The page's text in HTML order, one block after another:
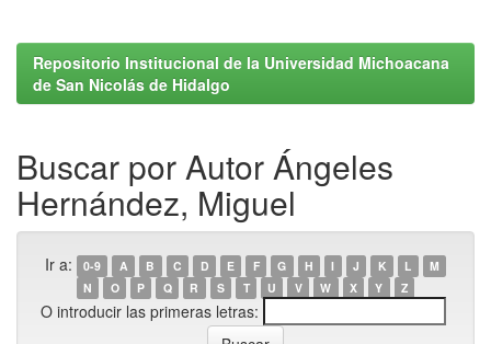
Repositorio Institucional de la Universidad Michoacana
de San Nicolás de Hidalgo
Buscar por Autor Ángeles
Hernández, Miguel
Ir a: 0-9 A B C D E F G H I J K L
M
N
O P Q R S T U V W X Y Z
O introducir las primeras letras: